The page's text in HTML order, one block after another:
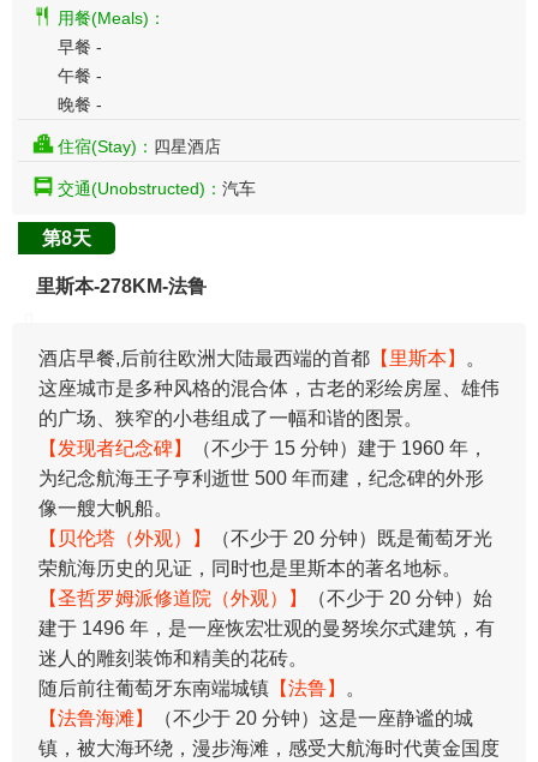
用餐(Meals)：
早餐 -
午餐 -
晚餐 -
住宿(Stay)： 四星酒店
交通(Unobstructed)： 汽车
第8天
里斯本-278KM-法鲁
酒店早餐,后前往欧洲大陆最西端的首都 【里斯本】
。
这座城市是多种风格的混合体，古老的彩绘房屋、雄伟
的广场、狭窄的小巷组成了一幅和谐的图景。
【发现者纪念碑】
（不少于 15 分钟）建于 1960 年，
为纪念航海王子亨利逝世 500 年而建，纪念碑的外形
像一艘大帆船。
【贝伦塔（外观）】
（不少于 20 分钟）既是葡萄牙光
荣航海历史的见证，同时也是里斯本的著名地标。
【圣哲罗姆派修道院（外观）】
（不少于 20 分钟）始
建于 1496 年，是一座恢宏壮观的曼努埃尔式建筑，有
迷人的雕刻装饰和精美的花砖。
随后前往葡萄牙东南端城镇 【法鲁】
。
【法鲁海滩】
（不少于 20 分钟）这是一座静谧的城
镇，被大海环绕，漫步海滩，感受大航海时代黄金国度